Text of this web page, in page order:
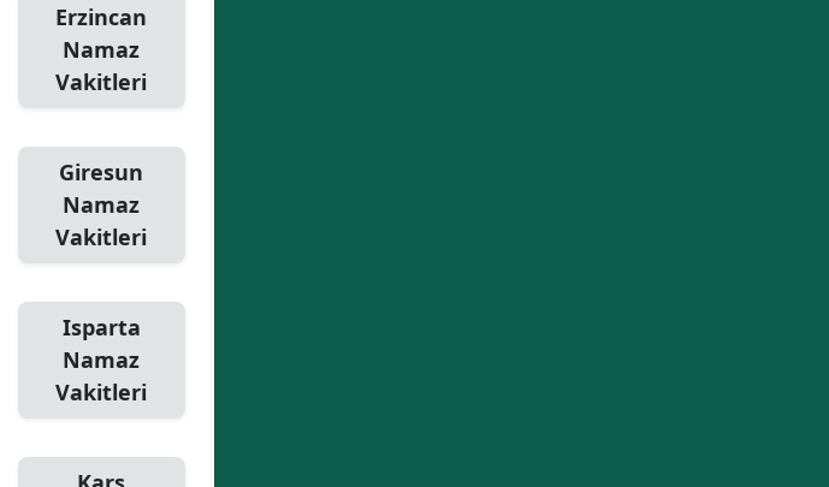
Erzincan
Namaz
Vakitleri
Giresun
Namaz
Vakitleri
Isparta
Namaz
Vakitleri